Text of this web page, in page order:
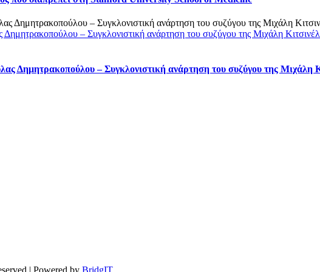
– Συγκλονιστική ανάρτηση του συζύγου της Μιχάλη
Δημητρακοπούλου – Συγκλονιστική ανάρτηση του συζύγου της Μιχάλη
| Powered by BridgIT